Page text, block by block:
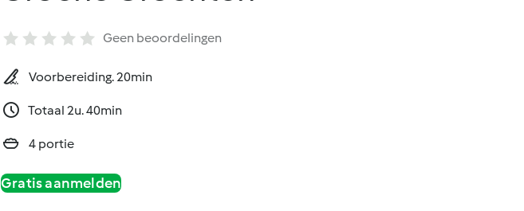
Geen beoordelingen
Voorbereiding. 20min
Totaal 2u. 40min
4 portie
Gratis aanmelden